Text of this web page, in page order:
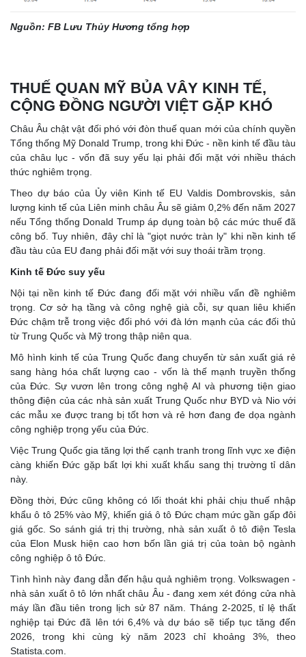
Nguồn: FB Lưu Thủy Hương tổng hợp
THUẾ QUAN MỸ BỦA VÂY KINH TẾ,
CỘNG ĐỒNG NGƯỜI VIỆT GẶP KHÓ
Châu Âu chật vật đối phó với đòn thuế quan mới của chính quyền
Tổng thống Mỹ Donald Trump, trong khi Đức - nền kinh tế đầu tàu
của châu lục - vốn đã suy yếu lại phải đối mặt với nhiều thách
thức nghiêm trọng.
Theo dự báo của Ủy viên Kinh tế EU Valdis Dombrovskis, sản
lượng kinh tế của Liên minh châu Âu sẽ giảm 0,2% đến năm 2027
nếu Tổng thống Donald Trump áp dụng toàn bộ các mức thuế đã
công bố. Tuy nhiên, đây chỉ là "giọt nước tràn ly" khi nền kinh tế
đầu tàu của EU đang phải đối mặt với suy thoái trầm trọng.
Kinh tế Đức suy yếu
Nội tại nền kinh tế Đức đang đối mặt với nhiều vấn đề nghiêm
trọng. Cơ sở hạ tầng và công nghệ già cỗi, sự quan liêu khiến
Đức chậm trễ trong việc đối phó với đà lớn mạnh của các đối thủ
từ Trung Quốc và Mỹ trong thập niên qua.
Mô hình kinh tế của Trung Quốc đang chuyển từ sản xuất giá rẻ
sang hàng hóa chất lượng cao - vốn là thế mạnh truyền thống
của Đức. Sự vươn lên trong công nghệ AI và phương tiện giao
thông điện của các nhà sản xuất Trung Quốc như BYD và Nio với
các mẫu xe được trang bị tốt hơn và rẻ hơn đang đe dọa ngành
công nghiệp trọng yếu của Đức.
Việc Trung Quốc gia tăng lợi thế cạnh tranh trong lĩnh vực xe điện
càng khiến Đức gặp bất lợi khi xuất khẩu sang thị trường tỉ dân
này.
Đồng thời, Đức cũng không có lối thoát khi phải chịu thuế nhập
khẩu ô tô 25% vào Mỹ, khiến giá ô tô Đức chạm mức gần gấp đôi
giá gốc. So sánh giá trị thị trường, nhà sản xuất ô tô điện Tesla
của Elon Musk hiện cao hơn bốn lần giá trị của toàn bộ ngành
công nghiệp ô tô Đức.
Tình hình này đang dẫn đến hậu quả nghiêm trọng. Volkswagen -
nhà sản xuất ô tô lớn nhất châu Âu - đang xem xét đóng cửa nhà
máy lần đầu tiên trong lịch sử 87 năm. Tháng 2-2025, tỉ lệ thất
nghiệp tại Đức đã lên tới 6,4% và dự báo sẽ tiếp tục tăng đến
2026, trong khi cùng kỳ năm 2023 chỉ khoảng 3%, theo
Statista.com.